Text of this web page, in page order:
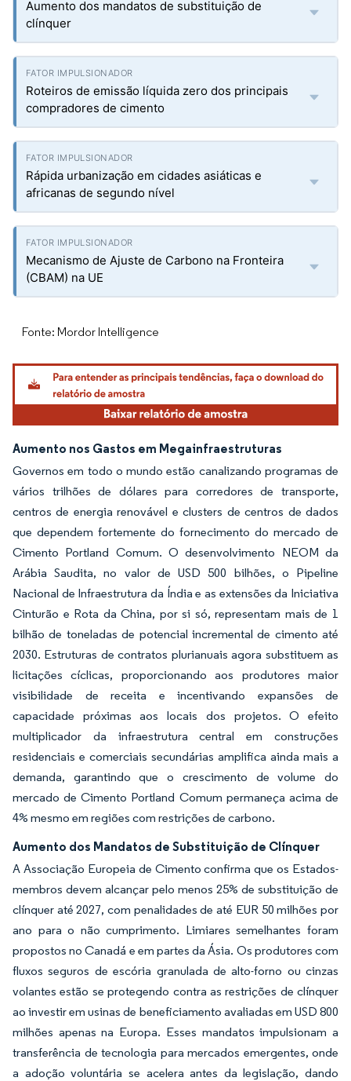
Aumento dos mandatos de substituição de
clínquer
Roteiros de emissão líquida zero dos principais
compradores de cimento
Rápida urbanização em cidades asiáticas e
africanas de segundo nível
Mecanismo de Ajuste de Carbono na Fronteira
(CBAM) na UE
Fonte: Mordor Intelligence
Aumento nos Gastos em Megainfraestruturas
Governos em todo o mundo estão canalizando programas de
vários trilhões de dólares para corredores de transporte,
centros de energia renovável e clusters de centros de dados
que dependem fortemente do fornecimento do mercado de
Cimento Portland Comum. O desenvolvimento NEOM da
Arábia Saudita, no valor de USD 500 bilhões, o Pipeline
Nacional de Infraestrutura da Índia e as extensões da Iniciativa
Cinturão e Rota da China, por si só, representam mais de 1
bilhão de toneladas de potencial incremental de cimento até
2030. Estruturas de contratos plurianuais agora substituem as
licitações cíclicas, proporcionando aos produtores maior
visibilidade de receita e incentivando expansões de
capacidade próximas aos locais dos projetos. O efeito
multiplicador da infraestrutura central em construções
residenciais e comerciais secundárias amplifica ainda mais a
demanda, garantindo que o crescimento de volume do
mercado de Cimento Portland Comum permaneça acima de
4% mesmo em regiões com restrições de carbono.
Aumento dos Mandatos de Substituição de Clínquer
A Associação Europeia de Cimento confirma que os Estados-
membros devem alcançar pelo menos 25% de substituição de
clínquer até 2027, com penalidades de até EUR 50 milhões por
ano para o não cumprimento. Limiares semelhantes foram
propostos no Canadá e em partes da Ásia. Os produtores com
fluxos seguros de escória granulada de alto-forno ou cinzas
volantes estão se protegendo contra as restrições de clínquer
ao investir em usinas de beneficiamento avaliadas em USD 800
milhões apenas na Europa. Esses mandatos impulsionam a
transferência de tecnologia para mercados emergentes, onde
a adoção voluntária se acelera antes da legislação, dando